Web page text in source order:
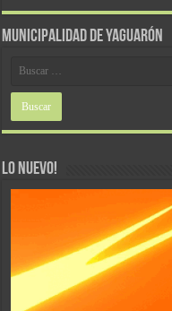
MUNICIPALIDAD DE YAGUARÓN
LO NUEVO!